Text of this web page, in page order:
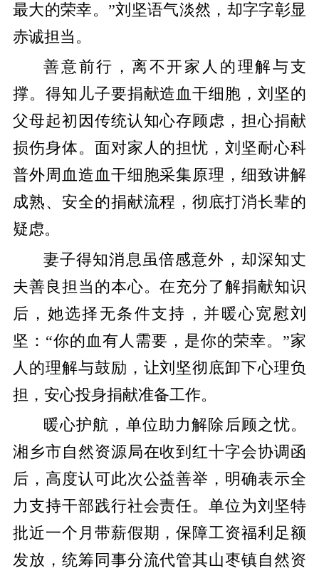
最大的荣幸。 ”刘坚语气淡然，却字字彰显
赤诚担当。
善意前行，离不开家人的理解与支
撑。得知儿子要捐献造血干细胞，刘坚的
父母起初因传统认知心存顾虑，担心捐献
损伤身体。面对家人的担忧，刘坚耐心科
普外周血造血干细胞采集原理，细致讲解
成熟、安全的捐献流程，彻底打消长辈的
疑虑。
妻子得知消息虽倍感意外，却深知丈
夫善良担当的本心。在充分了解捐献知识
后，她选择无条件支持，并暖心宽慰刘
坚： “你的血有人需要，是你的荣幸。 ”家
人的理解与鼓励，让刘坚彻底卸下心理负
担，安心投身捐献准备工作。
暖心护航，单位助力解除后顾之忧。
湘乡市自然资源局在收到红十字会协调函
后，高度认可此次公益善举，明确表示全
力支持干部践行社会责任。单位为刘坚特
批近一个月带薪假期，保障工资福利足额
发放，统筹同事分流代管其山枣镇自然资